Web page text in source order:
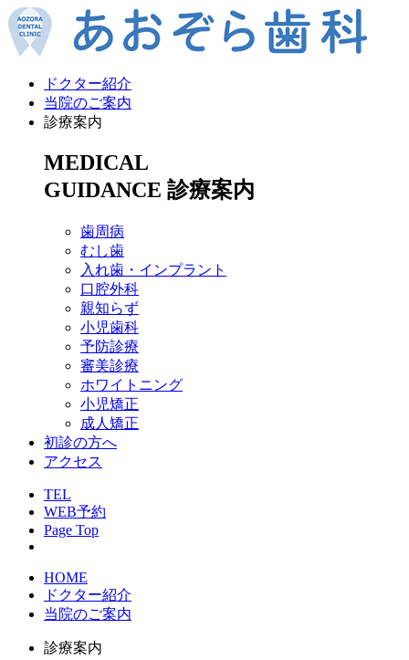
ドクター紹介
当院のご案内
診療案内
MEDICAL
GUIDANCE 診療案内
歯周病
むし歯
入れ歯・インプラント
口腔外科
親知らず
小児歯科
予防診療
審美診療
ホワイトニング
小児矯正
成人矯正
初診の方へ
アクセス
TEL
WEB予約
Page Top
HOME
ドクター紹介
当院のご案内
診療案内